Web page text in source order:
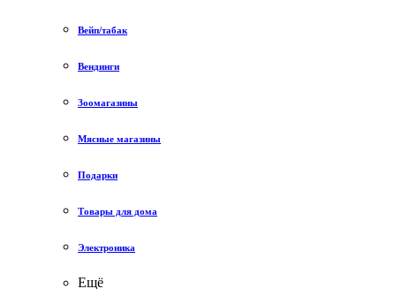
Вейп/табак
Вендинги
Зоомагазины
Мясные магазины
Подарки
Товары для дома
Электроника
Ещё